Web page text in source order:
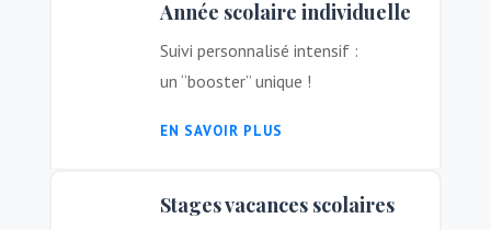
Année scolaire individuelle
Suivi personnalisé intensif :
un “booster” unique !
EN SAVOIR PLUS
Stages vacances scolaires